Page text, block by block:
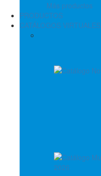
Más productos
PRODUCTOS
CATÁLOGOS VIRTUALES